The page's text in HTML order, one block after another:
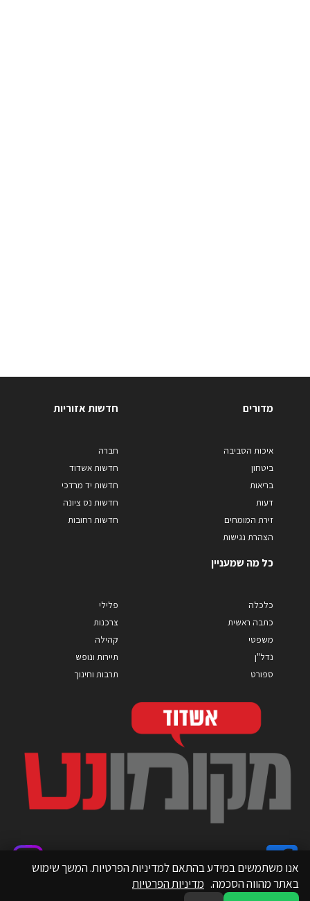
מדורים
איכות הסביבה
ביטחון
בריאות
דעות
זירת המומחים
הצהרת נגישות
חדשות אזוריות
חברה
חדשות אשדוד
חדשות יד מרדכי
חדשות נס ציונה
חדשות רחובות
כל מה שמעניין
כלכלה
כתבה ראשית
משפטי
נדל"ן
ספורט
פלילי
צרכנות
קהילה
תיירות ונופש
תרבות וחינוך
אנו משתמשים במידע בהתאם למדיניות הפרטיות. המשך שימוש
באתר מהווה הסכמה. מדיניות הפרטיות